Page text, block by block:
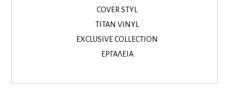
COVER STYL
TITAN VINYL
EXCLUSIVE COLLECTION
ΕΡΓΑΛΕΙΑ